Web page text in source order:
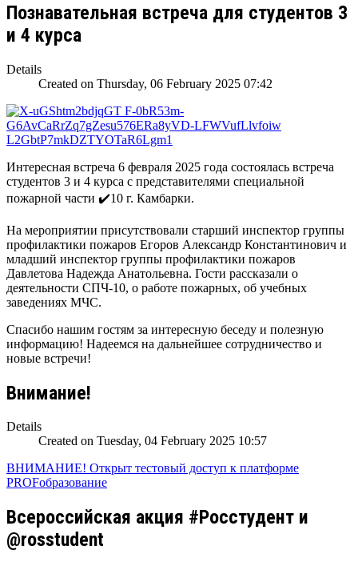
Познавательная встреча для студентов 3
и 4 курса
Details
Created on Thursday, 06 February 2025 07:42
Интересная встреча 6 февраля 2025 года состоялась встреча
студентов 3 и 4 курса с представителями специальной
пожарной части ✔️10 г. Камбарки.
На мероприятии присутствовали старший инспектор группы
профилактики пожаров Егоров Александр Константинович и
младший инспектор группы профилактики пожаров
Давлетова Надежда Анатольевна. Гости рассказали о
деятельности СПЧ-10, о работе пожарных, об учебных
заведениях МЧС.
Спасибо нашим гостям за интересную беседу и полезную
информацию! Надеемся на дальнейшее сотрудничество и
новые встречи!
Внимание!
Details
Created on Tuesday, 04 February 2025 10:57
ВНИМАНИЕ! Открыт тестовый доступ к платформе
PROFобразование
Всероссийская акция #Росстудент и
@rosstudent